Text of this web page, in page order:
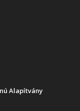
Alapítvány